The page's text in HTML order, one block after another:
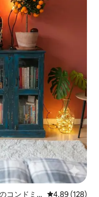
コンドミ
レビュー128
4.89 (128)